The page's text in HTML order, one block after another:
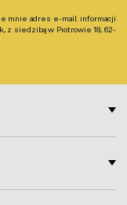
mnie adres e-mail informacji
z siedzibą w Piotrowie 18, 62-